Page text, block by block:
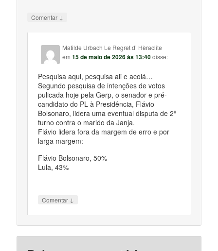
Comentar ↓
Matilde Urbach Le Regret d’ Hèraclite
em15 de maio de 2026 às 13:40disse:
Pesquisa aqui, pesquisa ali e acolá…
Segundo pesquisa de intenções de votos
pulicada hoje pela Gerp, o senador e pré-
candidato do PL à Presidência, Flávio
Bolsonaro, lidera uma eventual disputa de 2º
turno contra o marido da Janja.
Flávio lidera fora da margem de erro e por
larga margem:
Flávio Bolsonaro, 50%
Lula, 43%
Comentar ↓